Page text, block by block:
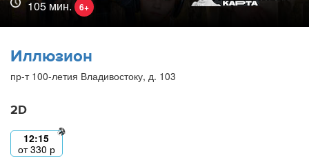
105 мин.
6+
Иллюзион
пр-т 100-летия Владивостоку, д. 103
2D
12:15
от330 р